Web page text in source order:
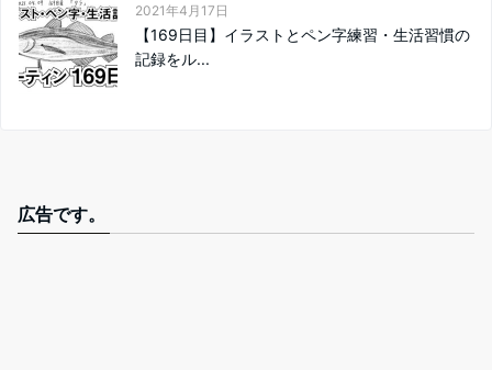
2021年4月17日
【169日目】イラストとペン字練習・生活習慣の
記録をル...
広告です。